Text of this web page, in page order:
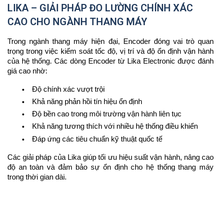
LIKA – GIẢI PHÁP ĐO LƯỜNG CHÍNH XÁC
CAO CHO NGÀNH THANG MÁY
Trong ngành thang máy hiện đại, Encoder đóng vai trò quan
trọng trong việc kiểm soát tốc độ, vị trí và độ ổn định vận hành
của hệ thống. Các dòng Encoder từ Lika Electronic được đánh
giá cao nhờ:
Độ chính xác vượt trội
Khả năng phản hồi tín hiệu ổn định
Độ bền cao trong môi trường vận hành liên tục
Khả năng tương thích với nhiều hệ thống điều khiển
Đáp ứng các tiêu chuẩn kỹ thuật quốc tế
Các giải pháp của Lika giúp tối ưu hiệu suất vận hành, nâng cao
độ an toàn và đảm bảo sự ổn định cho hệ thống thang máy
trong thời gian dài.